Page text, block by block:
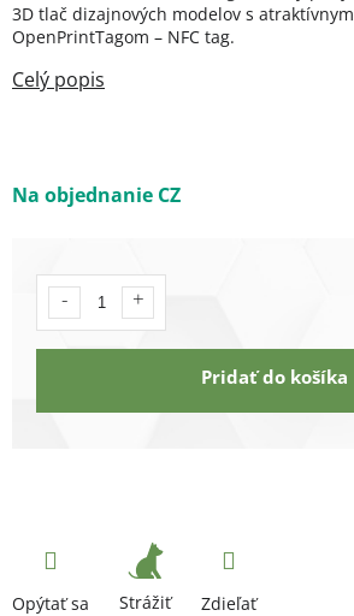
Na objednanie CZ
Pridať do košíka
3D tlač dizajnových modelov s
OpenPrintTagom – NFC tag.
Opýtať sa Strážiť Zdieľať